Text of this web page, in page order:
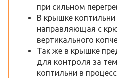
при сильном
В крышке коптильни
направляющая с
вертикального
Так же в крышке
для контроля за
коптильни в